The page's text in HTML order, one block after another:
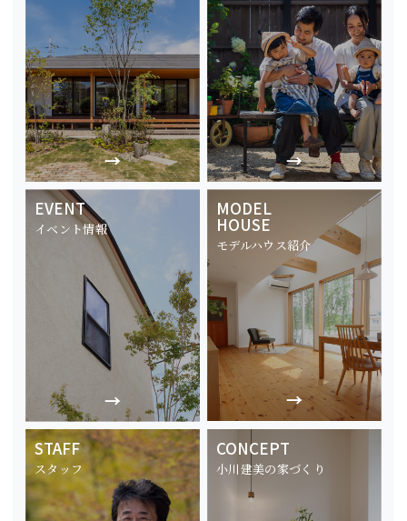
EVENT
イベント情報
MODEL
HOUSE
モデルハウス紹介
STAFF
スタッフ
CONCEPT
小川建美の家づくり